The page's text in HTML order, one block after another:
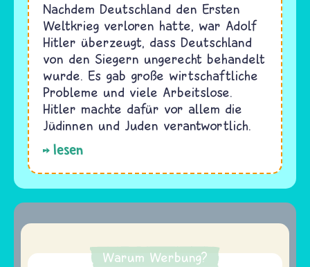
Nachdem Deutschland den Ersten
Weltkrieg verloren hatte, war Adolf
Hitler überzeugt, dass Deutschland
von den Siegern ungerecht behandelt
wurde. Es gab große wirtschaftliche
Probleme und viele Arbeitslose.
Hitler machte dafür vor allem die
Jüdinnen und Juden verantwortlich.
lesen
Warum Werbung?